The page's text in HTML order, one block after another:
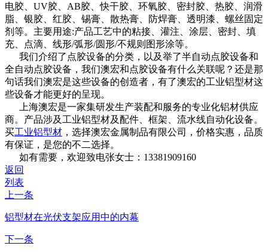
电胶、UV胶、AB胶、快干胶、环氧胶、密封胶、热胶、润滑
脂、银胶、红胶、锡膏、散热膏、防焊膏、透明漆、螺丝固定
剂等。主要用途:产品工艺中的粘接、灌注、涂层、密封、填
充、点滴、线形/弧形/圆形/不规则图形涂等。
我们介绍了点胶设备的分类，以及举了半自动点胶设备和
全自动点胶设备，我们澳宏和点胶设备有什么关联呢？还是那
句话我们澳宏是这些设备的创造者，有了澳宏的工业铝型材这
些设备才能更好的呈现。
上海澳宏是一家集研发生产装配和服务的专业化铝材供应
商。产品涉及工业铝型材及配件、框架、流水线自动化设备。
买工业铝型材 ，选择澳宏金属制品有限公司，价格实惠，品质
有保证，是您的不二选择。
如有需要，欢迎致电张女士：13381909160
返回
列表
上一条
铝型材在光伏支架应用中的内幕
下一条